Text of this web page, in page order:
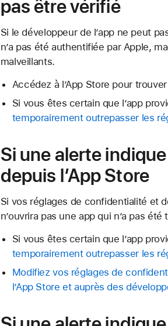
pas être vérifié
Si le développeur de l’app ne peut
n’a pas été authentifiée par Apple,
malveillants.
Accédez à l’App Store pour
Si vous êtes certain que l’app
temporairement outrepasser les
Si une alerte
depuis l’App Store
Si vos réglages de confidentialité et
n’ouvrira pas une app qui n’a pas
Si vous êtes certain que l’app
temporairement outrepasser les
Modifiez vos réglages de
l’App Store et auprès des